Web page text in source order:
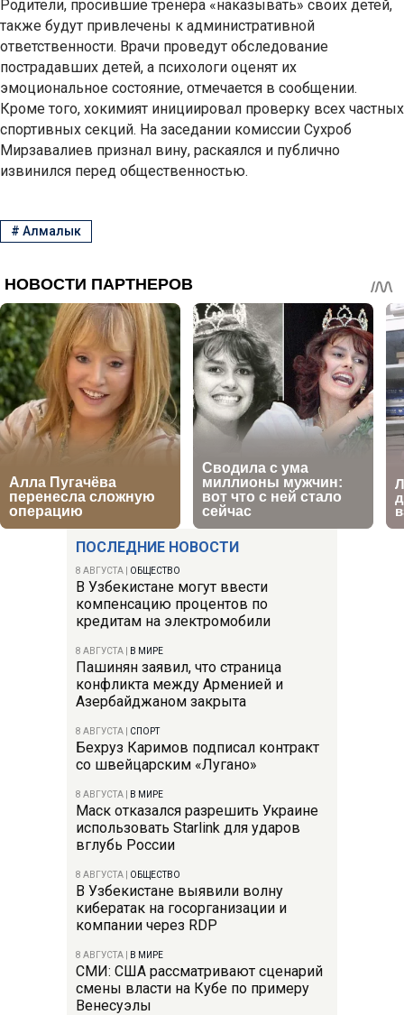
ПОСЛЕДНИЕ НОВОСТИ
8 АВГУСТА ОБЩЕСТВО
В Узбекистане могут ввести
компенсацию процентов по
кредитам на электромобили
8 АВГУСТА В МИРЕ
Пашинян заявил, что страница
конфликта между Арменией и
Азербайджаном закрыта
8 АВГУСТА СПОРТ
Бехруз Каримов подписал контракт
со швейцарским «Лугано»
8 АВГУСТА В МИРЕ
Маск отказался разрешить Украине
использовать Starlink для ударов
вглубь России
8 АВГУСТА ОБЩЕСТВО
В Узбекистане выявили волну
кибератак на госорганизации и
компании через RDP
8 АВГУСТА В МИРЕ
СМИ: США рассматривают сценарий
смены власти на Кубе по примеру
Венесуэлы
Родители, просившие тренера «наказывать» своих детей,
также будут привлечены к административной
ответственности. Врачи проведут обследование
пострадавших детей, а психологи оценят их
эмоциональное состояние, отмечается в сообщении.
Кроме того, хокимият инициировал проверку всех частных
спортивных секций. На заседании комиссии Сухроб
Мирзавалиев признал вину, раскаялся и публично
извинился перед общественностью.
# Алмалык